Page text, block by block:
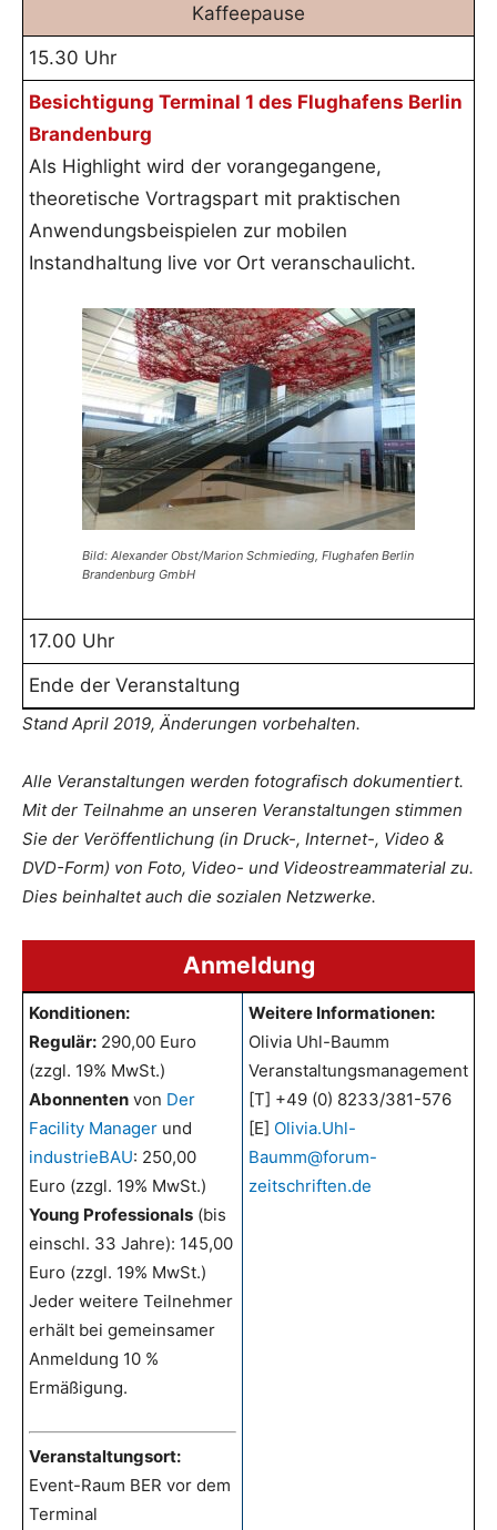
Kaffeepause
15.30 Uhr
Besichtigung Terminal 1 des Flughafens Berlin
Brandenburg
Als Highlight wird der vorangegangene,
theoretische Vortragspart mit praktischen
Anwendungsbeispielen zur mobilen
Instandhaltung live vor Ort veranschaulicht.
Bild: Alexander Obst/Marion Schmieding, Flughafen Berlin
Brandenburg GmbH
17.00 Uhr
Ende der Veranstaltung
Stand April 2019, Änderungen vorbehalten.
Alle Veranstaltungen werden fotografisch dokumentiert.
Mit der Teilnahme an unseren Veranstaltungen stimmen
Sie der Veröffentlichung (in Druck-, Internet-, Video &
DVD-Form) von Foto, Video- und Videostreammaterial zu.
Dies beinhaltet auch die sozialen Netzwerke.
Anmeldung
Konditionen:
Regulär: 290,00 Euro
(zzgl. 19% MwSt.)
Abonnenten von Der
Facility Manager und
industrieBAU: 250,00
Euro (zzgl. 19% MwSt.)
Young Professionals (bis
einschl. 33 Jahre): 145,00
Euro (zzgl. 19% MwSt.)
Jeder weitere Teilnehmer
erhält bei gemeinsamer
Anmeldung 10 %
Ermäßigung.
Veranstaltungsort:
Event-Raum BER vor dem
Terminal
Weitere Informationen:
Olivia Uhl-Baumm
Veranstaltungsmanagement
[T] +49 (0) 8233/381-576
[E] Olivia.Uhl-
Baumm@forum-
zeitschriften.de